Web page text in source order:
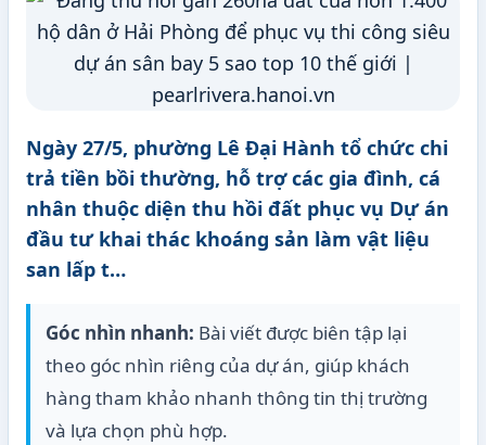
Ngày 27/5, phường Lê Đại Hành tổ chức chi
trả tiền bồi thường, hỗ trợ các gia đình, cá
nhân thuộc diện thu hồi đất phục vụ Dự án
đầu tư khai thác khoáng sản làm vật liệu
san lấp t…
Góc nhìn nhanh: Bài viết được biên tập lại
theo góc nhìn riêng của dự án, giúp khách
hàng tham khảo nhanh thông tin thị trường
và lựa chọn phù hợp.